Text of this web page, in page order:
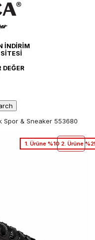
İNDİRİM
Spor & Sneaker 553680
1. Ürüne %10 2. Ürüne